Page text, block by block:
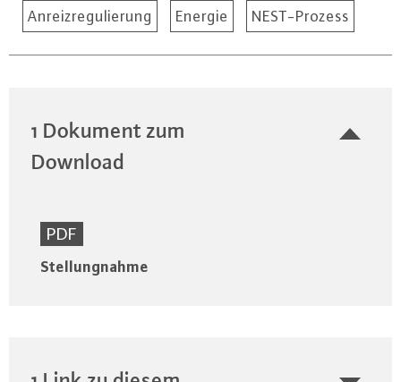
Anreizregulierung Energie NEST-Prozess
1 Dokument zum
Download
PDF
Stellungnahme